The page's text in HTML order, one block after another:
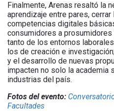
Finalmente, Arenas resaltó la
aprendizaje entre pares,
competencias digitales
consumidores a
tanto de los entornos
los de creación e
y el desarrollo de nuevas
impacten no solo la academia
industrias del país.
Fotos del evento:
Facultades